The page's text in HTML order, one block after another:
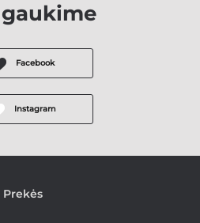
Facebook
Instagram
Prekės